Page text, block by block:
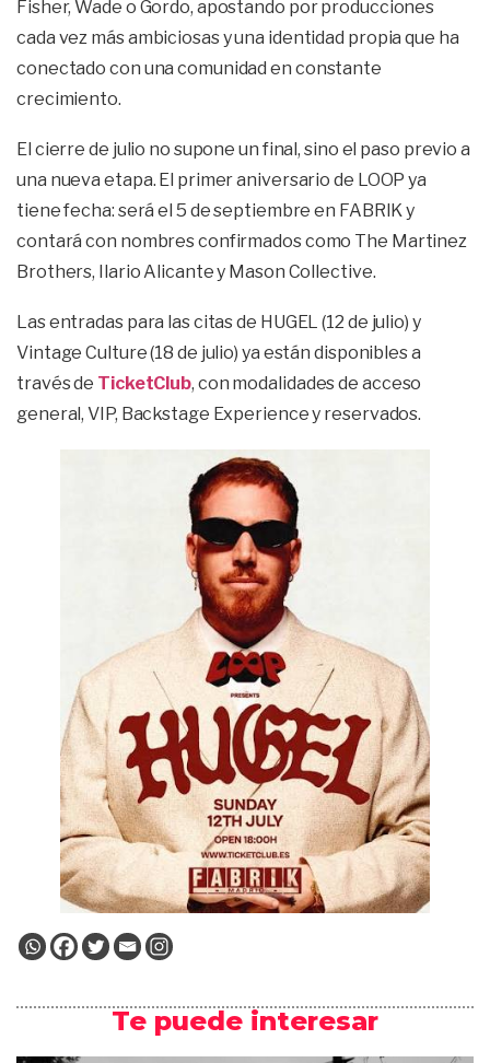
Fisher, Wade o Gordo, apostando por producciones
cada vez más ambiciosas y una identidad propia que ha
conectado con una comunidad en constante
crecimiento.
El cierre de julio no supone un final, sino el paso previo a
una nueva etapa. El primer aniversario de LOOP ya
tiene fecha: será el 5 de septiembre en FABRIK y
contará con nombres confirmados como The Martinez
Brothers, Ilario Alicante y Mason Collective.
Las entradas para las citas de HUGEL (12 de julio) y
Vintage Culture (18 de julio) ya están disponibles a
través de TicketClub, con modalidades de acceso
general, VIP, Backstage Experience y reservados.
Te puede interesar